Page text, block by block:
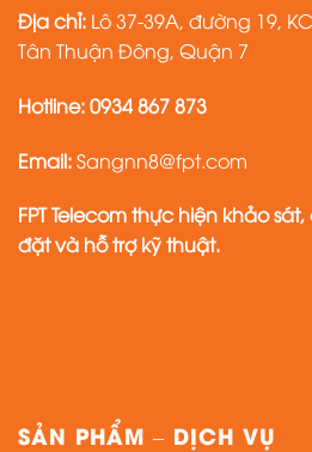
Địa chỉ: Lô 37-39A, đường 19,
Tân Thuận Đông, Quận 7
Hotline:0934 867 873
Email:Sangnn8@fpt.com
FPT Telecom thực hiện khảo
đặt và hỗ trợ kỹ thuật.
SẢN PHẨM – DỊCH VỤ